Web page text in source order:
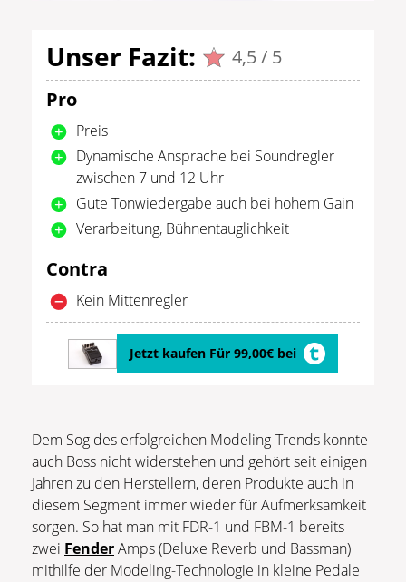
Unser Fazit:
4,5 / 5
Pro
Preis
Dynamische Ansprache bei Soundregler
zwischen 7 und 12 Uhr
Gute Tonwiedergabe auch bei hohem Gain
Verarbeitung, Bühnentauglichkeit
Contra
Kein Mittenregler
Jetzt kaufen Für 99,00€ bei
Dem Sog des erfolgreichen Modeling-Trends konnte
auch Boss nicht widerstehen und gehört seit einigen
Jahren zu den Herstellern, deren Produkte auch in
diesem Segment immer wieder für Aufmerksamkeit
sorgen. So hat man mit FDR-1 und FBM-1 bereits
zwei FenderAmps (Deluxe Reverb und Bassman)
mithilfe der Modeling-Technologie in kleine Pedale